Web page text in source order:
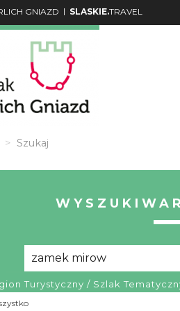
GNIAZD | SLASKIE.TRAVEL
Szukaj
Turystyczny / Szlak